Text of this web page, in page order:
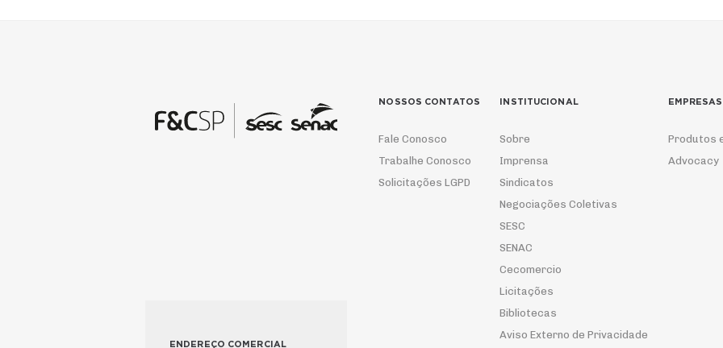
NOSSOS CONTATOS
Fale Conosco
Trabalhe Conosco
Solicitações LGPD
INSTITUCIONAL
Sobre
Imprensa
Sindicatos
Negociações Coletivas
SESC
SENAC
Cecomercio
Licitações
Bibliotecas
Aviso Externo de Privacidade
EMPRESAS
Produtos
Advocacy
ENDEREÇO COMERCIAL